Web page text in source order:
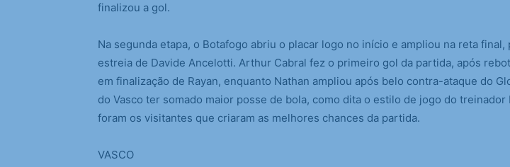
finalizou a gol.
Na segunda etapa, o Botafogo abriu o placar logo no início e ampliou na reta final,
estreia de Davide Ancelotti. Arthur Cabral fez o primeiro gol da partida, após
em finalização de Rayan, enquanto Nathan ampliou após belo contra-ataque do
do Vasco ter somado maior posse de bola, como dita o estilo de jogo do treinador
foram os visitantes que criaram as melhores chances da partida.
VASCO